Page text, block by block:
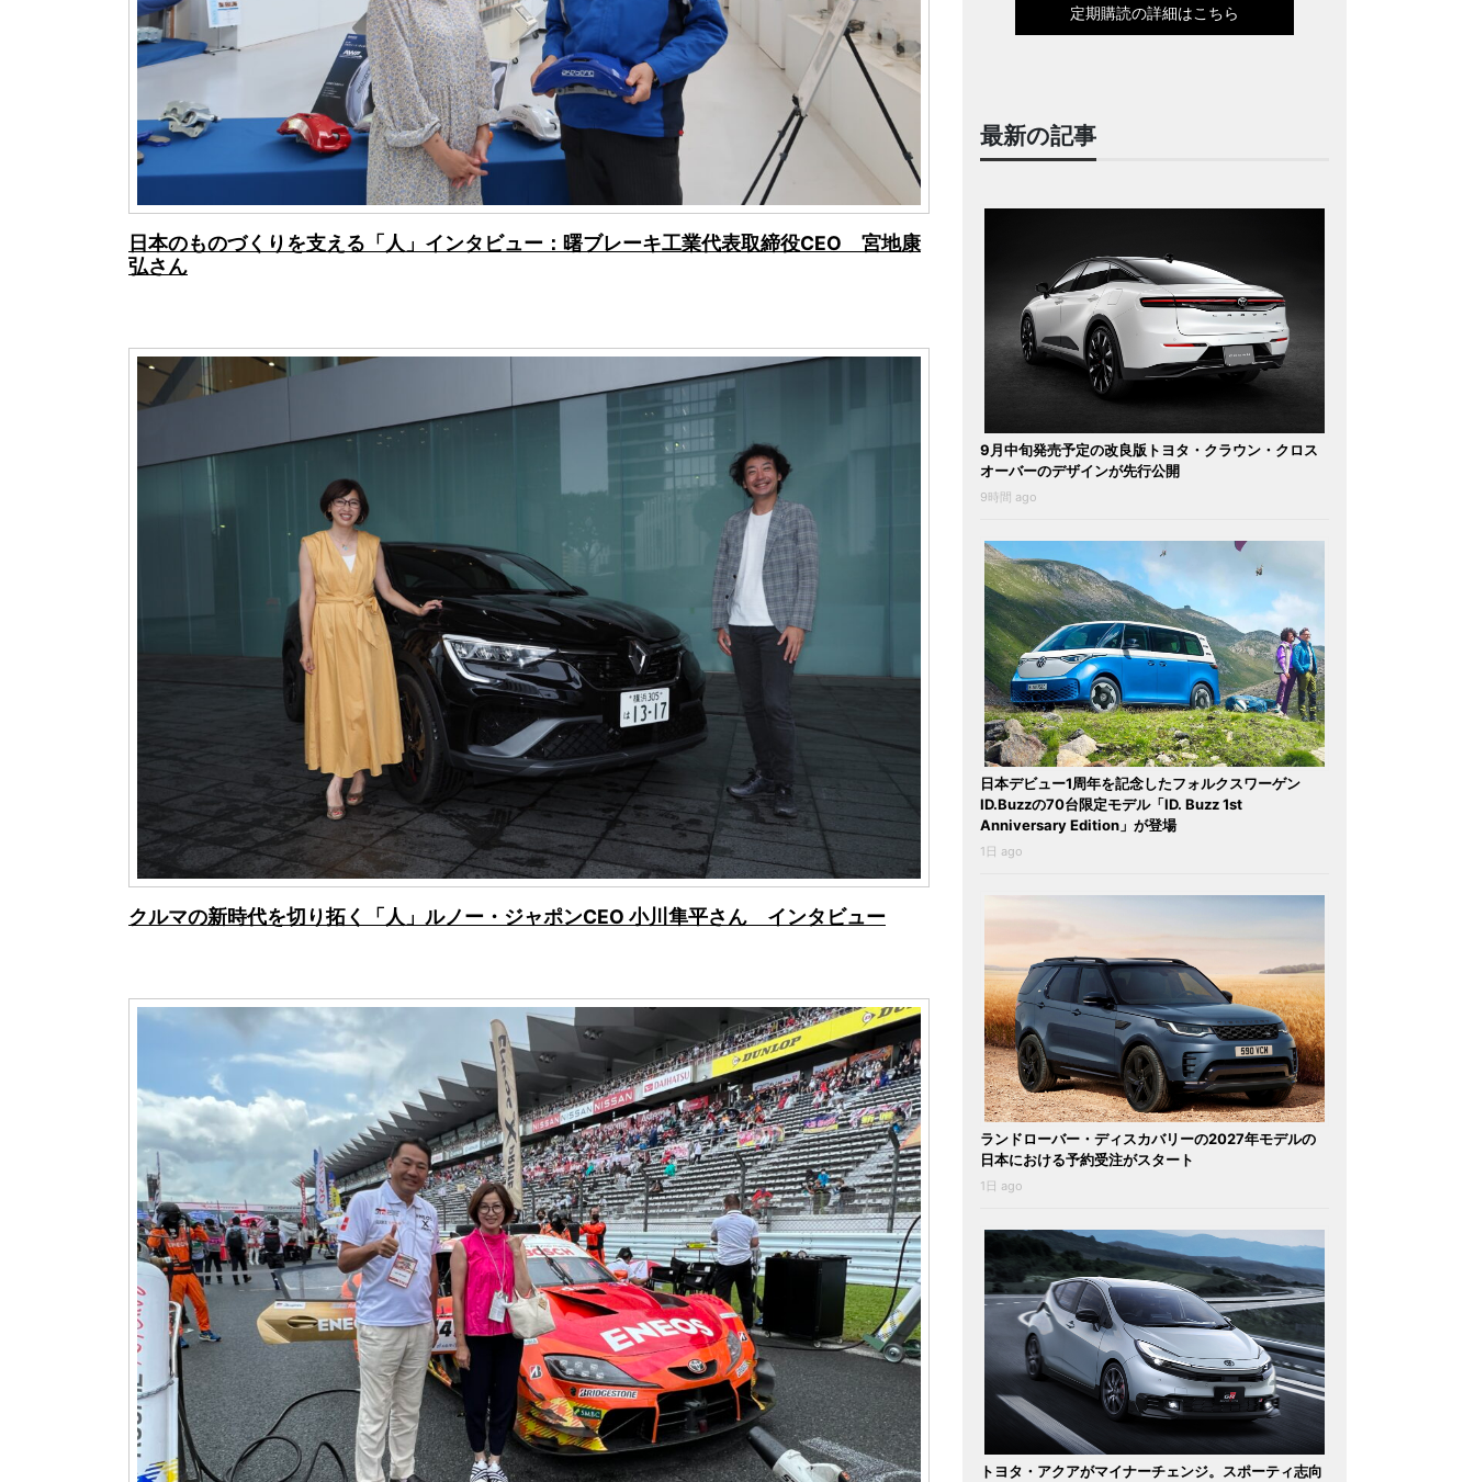
日本のものづくりを支える「人」インタビュー：曙ブレーキ工業代表取締役CEO 宮地康
弘さん
クルマの新時代を切り拓く「人」ルノー・ジャポンCEO 小川隼平さん インタビュー
定期購読の詳細はこちら
最新の記事
9月中旬発売予定の改良版トヨタ・クラウン・クロス
オーバーのデザインが先行公開
9時間 ago
日本デビュー1周年を記念したフォルクスワーゲン
ID.Buzzの70台限定モデル「ID. Buzz 1st
Anniversary Edition」が登場
1日 ago
ランドローバー・ディスカバリーの2027年モデルの
日本における予約受注がスタート
1日 ago
トヨタ・アクアがマイナーチェンジ。スポーティ志向